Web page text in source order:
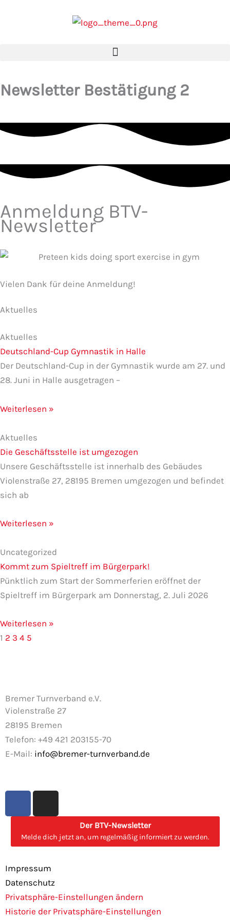
Newsletter Bestätigung 2
Anmeldung BTV-
Newsletter
Vielen Dank für deine Anmeldung!
Aktuelles
Aktuelles
Deutschland-Cup Gymnastik in Halle
Der Deutschland-Cup in der Gymnastik wurde am 27. und
28. Juni in Halle ausgetragen –
Weiterlesen »
Aktuelles
Die Geschäftsstelle ist umgezogen
Unsere Geschäftsstelle ist innerhalb des Gebäudes
Violenstraße 27, 28195 Bremen umgezogen und befindet
sich ab
Weiterlesen »
Uncategorized
Kommt zum Spieltreff im Bürgerpark!
Pünktlich zum Start der Sommerferien eröffnet der
Spieltreff im Bürgerpark am Donnerstag, 2. Juli 2026
Weiterlesen »
e
i
t
e
1
e
i
t
e
2
e
i
t
e
3
e
i
t
e
4
e
i
t
e
5
Bremer Turnverband e.V.
Violenstraße 27
28195 Bremen
Telefon: +49 421 203155-70
E-Mail: info@bremer-turnverband.de
e
b
o
k
t
a
r
a
m
Der BTV-Newsletter
Melde dich jetzt an, um regelmäßig informiert zu werden.
Impressum
Datenschutz
Privatsphäre-Einstellungen ändern
Historie der Privatsphäre-Einstellungen